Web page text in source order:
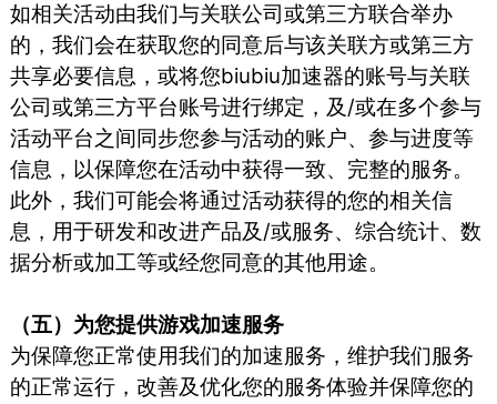
如相关活动由我们与关联公司或第三方联合举办
的，我们会在获取您的同意后与该关联方或第三方
共享必要信息，或将您biubiu加速器的账号与关联
公司或第三方平台账号进行绑定，及/或在多个参与
活动平台之间同步您参与活动的账户、参与进度等
信息，以保障您在活动中获得一致、完整的服务。
此外，我们可能会将通过活动获得的您的相关信
息，用于研发和改进产品及/或服务、综合统计、数
据分析或加工等或经您同意的其他用途。
（五）为您提供游戏加速服务
为保障您正常使用我们的加速服务，维护我们服务
的正常运行，改善及优化您的服务体验并保障您的